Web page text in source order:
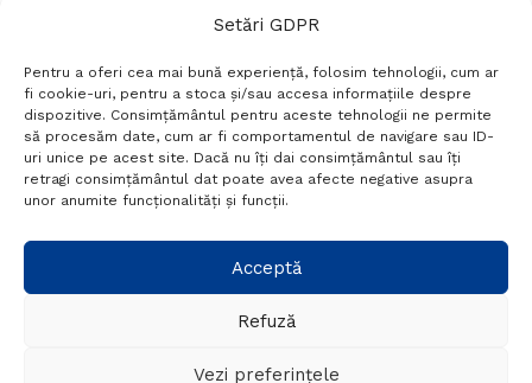
Setări GDPR
Pentru a oferi cea mai bună experiență, folosim tehnologii, cum ar
fi cookie-uri, pentru a stoca și/sau accesa informațiile despre
dispozitive. Consimțământul pentru aceste tehnologii ne permite
să procesăm date, cum ar fi comportamentul de navigare sau ID-
uri unice pe acest site. Dacă nu îți dai consimțământul sau îți
retragi consimțământul dat poate avea afecte negative asupra
unor anumite funcționalități și funcții.
Acceptă
Refuză
Vezi preferințele
Termeni si conditii
Politică de confidențialitate
Politica cookies
Setări GDPR
+40 788 760 194